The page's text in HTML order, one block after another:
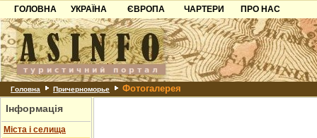
ГОЛОВНА
УКРАЇНА
Карпати
Азов
Причорноморря
Шацьк
ЄВРОПА
Чорногорія
Хорватія
Болгарія
Албанія
ЧАРТЕРИ
ПРО НАС
Контакти
Партнерам
Додати готель
Головна Причерноморье Фотогалерея
Інформація
Міста і селища